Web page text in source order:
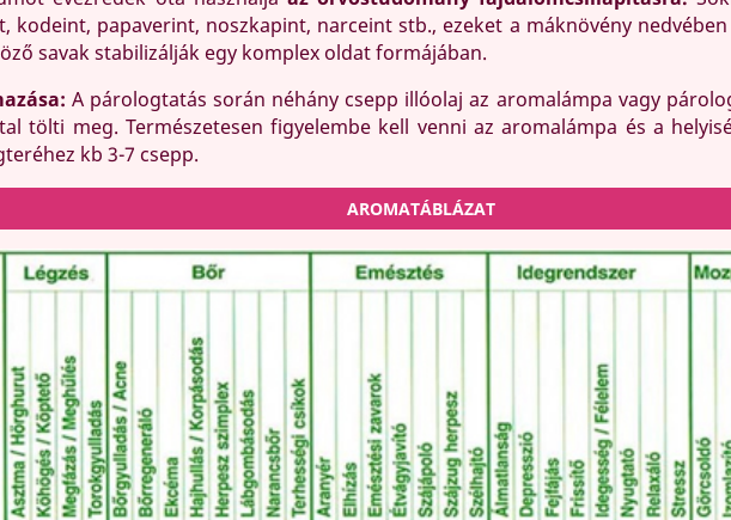
kodeint, papaverint, noszkapint, narceint stb., ezeket a máknövény
savak stabilizálják egy komplex oldat formájában.
A párologtatás során néhány csepp illóolaj az aromalámpa vagy
tölti meg. Természetesen figyelembe kell venni az aromalámpa és a
kb 3-7 csepp.
AROMATÁBLÁZAT